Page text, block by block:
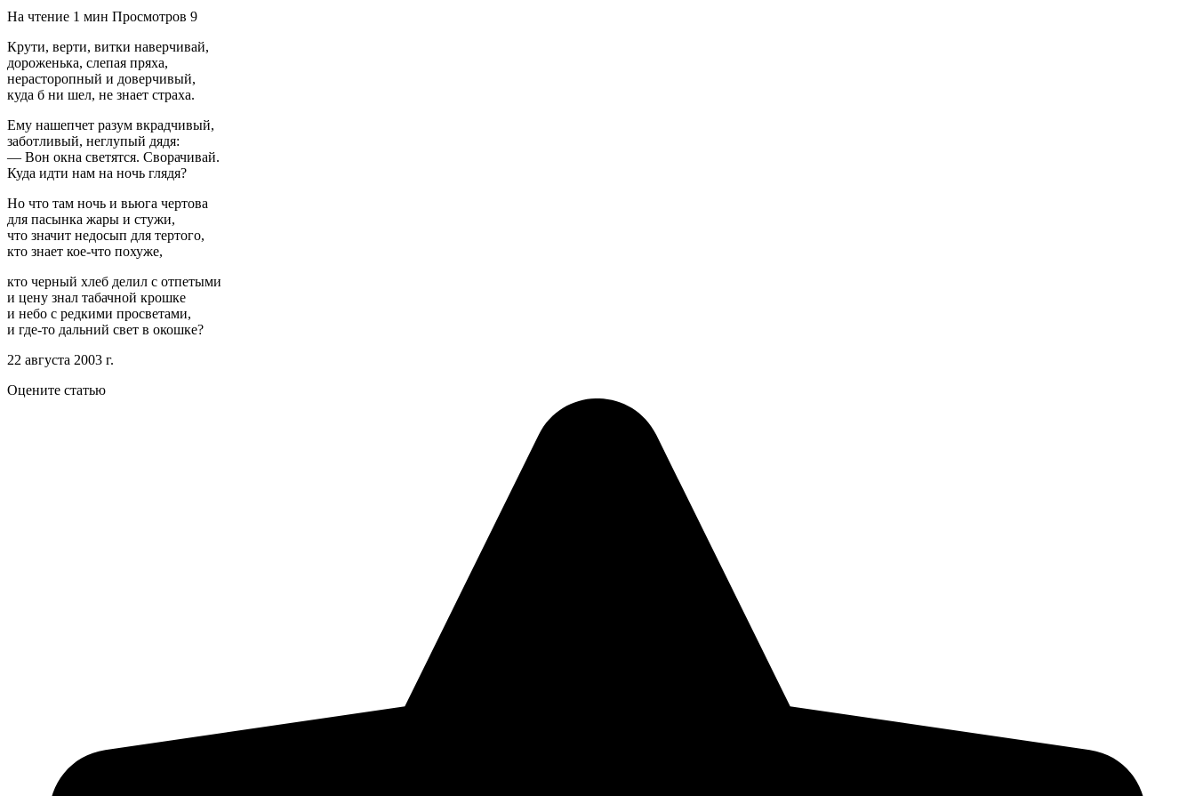
На чтение 1 мин Просмотров 9
Крути, верти, витки наверчивай,
дороженька, слепая пряха,
нерасторопный и доверчивый,
куда б ни шел, не знает страха.
Ему нашепчет разум вкрадчивый,
заботливый, неглупый дядя:
— Вон окна светятся. Сворачивай.
Куда идти нам на ночь глядя?
Но что там ночь и вьюга чертова
для пасынка жары и стужи,
что значит недосып для тертого,
кто знает кое-что похуже,
кто черный хлеб делил с отпетыми
и цену знал табачной крошке
и небо с редкими просветами,
и где-то дальний свет в окошке?
22 августа 2003 г.
Оцените статью